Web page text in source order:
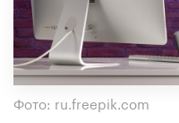
Фото: ru.freepik.com